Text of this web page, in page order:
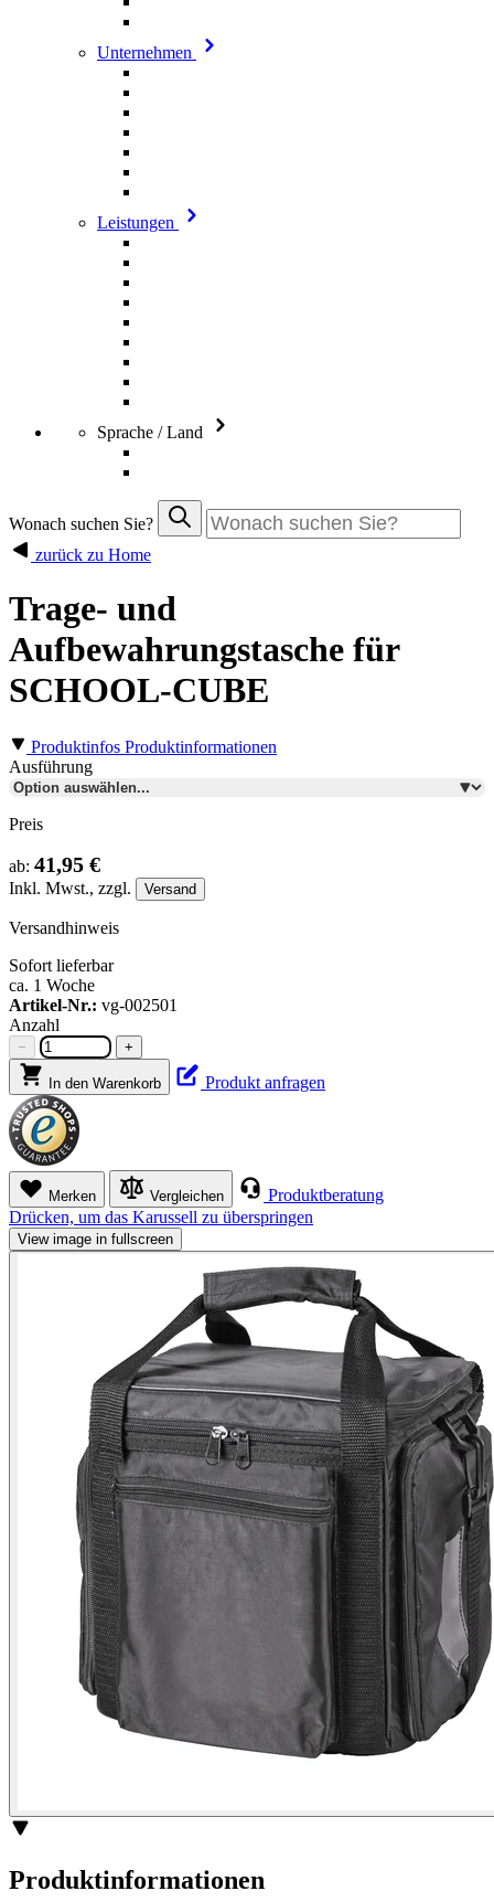
Unternehmen
Leistungen
Sprache / Land
Wonach suchen Sie?
zurück zu Home
Trage- und
Aufbewahrungstasche für
SCHOOL-CUBE
Produktinfos Produktinformationen
Ausführung
Preis
ab: 41,95 €
Inkl. Mwst., zzgl. Versand
Versandhinweis
Sofort lieferbar
ca. 1 Woche
Artikel-Nr.: vg-002501
Anzahl
− +
In den Warenkorb Produkt anfragen
Merken Vergleichen
Produktberatung
Drücken, um das Karussell zu überspringen
View image in fullscreen
Produktinformationen